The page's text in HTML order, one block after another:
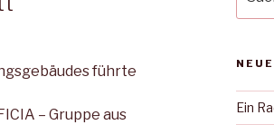
führte
– Gruppe aus
nach:
Ein